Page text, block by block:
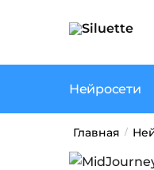
Нейросети
Главная /